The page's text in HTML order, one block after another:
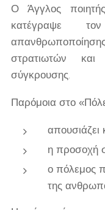
Ο Άγγλος
κατέγραψε
στρατιωτών
σύγκρουσης.
Παρόμοια στο
απουσιάζει
η προσοχή
ο πόλεμος
της